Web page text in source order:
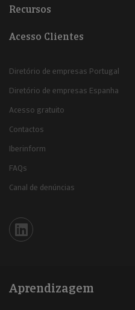
Recursos
Acesso Clientes
Diretório de empresas Portugal
Diretório de empresas Espanha
Acesso gratuito
Contactos
Iberinform
FAQs
Canal de denúncias
Iberinform en Linkedin
Aprendizagem